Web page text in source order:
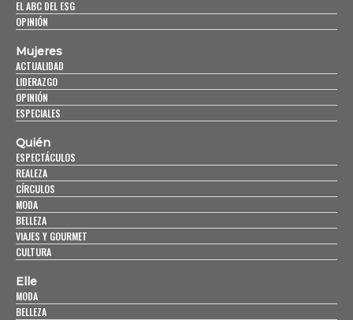
EL ABC DEL ESG
OPINIÓN
Mujeres
ACTUALIDAD
LIDERAZGO
OPINIÓN
ESPECIALES
Quién
ESPECTÁCULOS
REALEZA
CÍRCULOS
MODA
BELLEZA
VIAJES Y GOURMET
CULTURA
Elle
MODA
BELLEZA